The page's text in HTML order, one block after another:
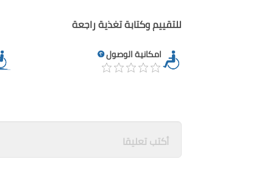
للتقييم وكتابة تغذية راجعة
امكانية الوصول